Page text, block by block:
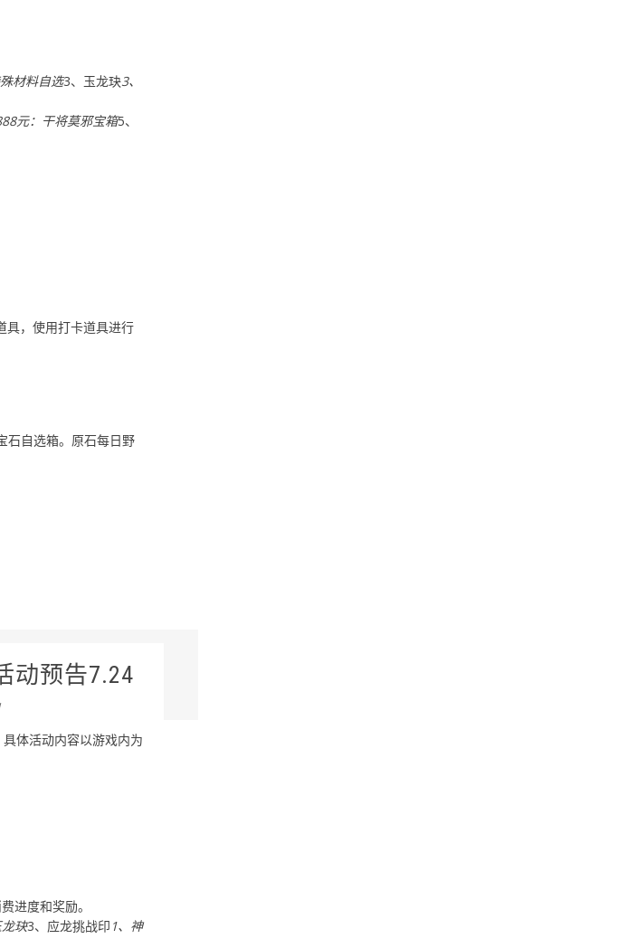
材料自选3、玉龙玦3、
元：干将莫邪宝箱5、
具，使用打卡道具进行
石自选箱。原石每日野
动预告7.24
体活动内容以游戏内为
进度和奖励。
玦3、应龙挑战印 1、神